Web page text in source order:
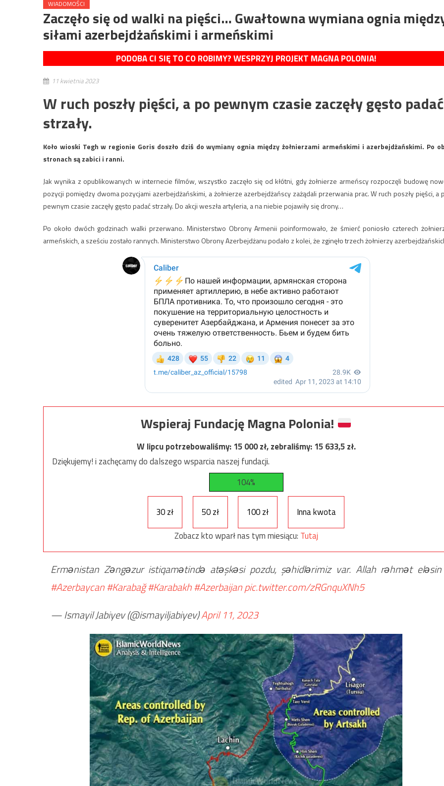
WIADOMOŚCI
Zaczęło się od walki na pięści… Gwałtowna wymiana ognia
siłami azerbejdżańskimi i armeńskimi
PODOBA CI SIĘ TO CO ROBIMY? WESPRZYJ PROJEKT MAGNA POLONIA!
11 kwietnia 2023
W ruch poszły pięści, a po pewnym czasie zaczęły gęsto padać
strzały.
Koło wioski Tegh w regionie Goris doszło dziś do wymiany ognia między żołnierzami armeńskimi i azerbejdżańskimi. Po
stronach są zabici i ranni.
Jak wynika z opublikowanych w internecie filmów, wszystko zaczęło się od kłótni, gdy żołnierze armeńscy rozpoczęli budowę
pozycji pomiędzy dwoma pozycjami azerbejdżańskimi, a żołnierze azerbejdżańscy zażądali przerwania prac. W ruch poszły pięści, a
pewnym czasie zaczęły gęsto padać strzały. Do akcji weszła artyleria, a na niebie pojawiły się drony…
Po około dwóch godzinach walki przerwano. Ministerstwo Obrony Armenii poinformowało, że śmierć poniosło czterech
armeńskich, a sześciu zostało rannych. Ministerstwo Obrony Azerbejdżanu podało z kolei, że zginęło trzech żołnierzy
Wspieraj Fundację Magna Polonia!
W lipcu potrzebowaliśmy:15 000zł, zebraliśmy:15 633,5zł.
Dziękujemy! i zachęcamy do dalszego wsparcia naszej fundacji.
104%
30 zł 50 zł 100 zł
Inna kwota
Zobacz kto wparł nas tym miesiącu: Tutaj
Ermənistan Zəngəzur istiqamətində atəşkəsi pozdu, şəhidlərimiz var. Allah rəhmət eləsin
#Azerbaycan#Karabağ#Karabakh#Azerbaijanpic.twitter.com/zRGnquXNh5
— Ismayil Jabiyev (@ismayiljabiyev)April 11, 2023